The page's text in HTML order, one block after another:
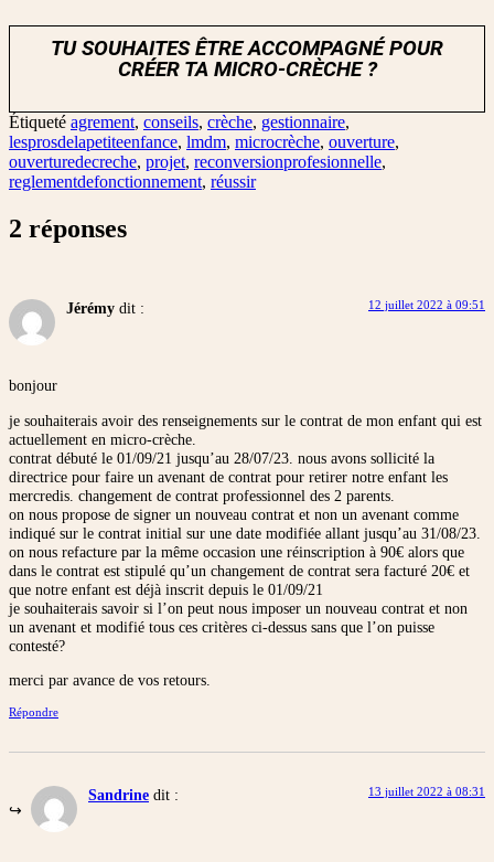
TU SOUHAITES ÊTRE ACCOMPAGNÉ POUR
CRÉER TA MICRO-CRÈCHE ?
Étiqueté agrement, conseils, crèche, gestionnaire,
lesprosdelapetiteenfance, lmdm, microcrèche, ouverture,
ouverturedecreche, projet, reconversionprofesionnelle,
reglementdefonctionnement, réussir
2 réponses
Jérémy dit : 12 juillet 2022 à 09:51
bonjour
je souhaiterais avoir des renseignements sur le contrat de mon enfant qui est
actuellement en micro-crèche.
contrat débuté le 01/09/21 jusqu’au 28/07/23. nous avons sollicité la
directrice pour faire un avenant de contrat pour retirer notre enfant les
mercredis. changement de contrat professionnel des 2 parents.
on nous propose de signer un nouveau contrat et non un avenant comme
indiqué sur le contrat initial sur une date modifiée allant jusqu’au 31/08/23.
on nous refacture par la même occasion une réinscription à 90€ alors que
dans le contrat est stipulé qu’un changement de contrat sera facturé 20€ et
que notre enfant est déjà inscrit depuis le 01/09/21
je souhaiterais savoir si l’on peut nous imposer un nouveau contrat et non
un avenant et modifié tous ces critères ci-dessus sans que l’on puisse
contesté?
merci par avance de vos retours.
Répondre
Sandrine dit : 13 juillet 2022 à 08:31